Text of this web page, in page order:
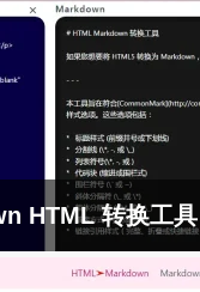
HTML 转换工具